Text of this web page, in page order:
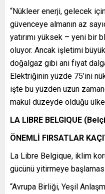
“Nükleer enerji, gelecek
güvenceye almanın az
yatırımı yüksek – yeni bir
oluyor. Ancak işletimi
doğalgaz gibi ani fiyat
Elektriğinin yüzde 75’ini
işte bu yüzden uzun
makul düzeyde olduğu
LA LIBRE BELGIQUE
ÖNEMLİ FIRSATLAR
La Libre Belgique, iklim
gücünü yitirmeye
“Avrupa Birliği, Yeşil